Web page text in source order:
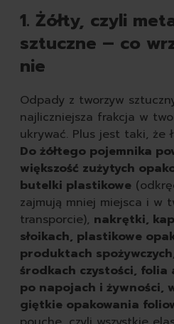
1. Żółty, czyli
sztuczne – co
nie
Odpady z tworzyw
najliczniejsza frakcja w
ukrywać. Plus jest taki, że
Do żółtego pojemnika
większość zużytych
butelki plastikowe
zajmują mniej miejsca i w
transporcie), nakrętki,
słoikach, plastikowe
produktach
środkach czystości, folia
po napojach i żywności,
giętkie opakowania